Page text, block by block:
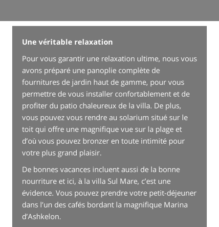
Une véritable relaxation
Pour vous garantir une relaxation ultime, nous vous
avons préparé une panoplie complète de
fournitures de jardin haut de gamme, pour vous
permettre de vous installer confortablement et de
profiter du patio chaleureux de la villa. De plus,
vous pouvez vous rendre au solarium situé sur le
toit qui offre une magnifique vue sur la plage et
d’où vous pouvez bronzer en toute intimité pour
votre plus grand plaisir.
De bonnes vacances incluent aussi de la bonne
nourriture et ici, à la villa Sul Mare, c’est une
évidence. Vous pouvez prendre votre petit-déjeuner
dans l’un des cafés bordant la magnifique Marina
d’Ashkelon.